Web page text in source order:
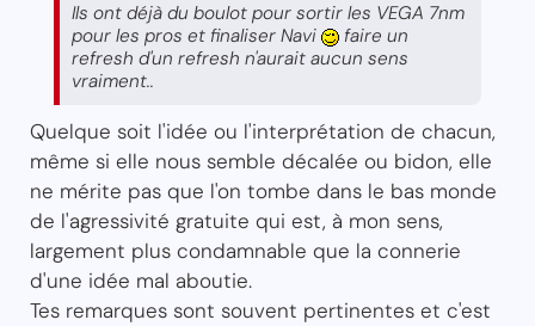
Ils ont déjà du boulot pour sortir les VEGA 7nm
pour les pros et finaliser Navi
faire un
refresh d'un refresh n'aurait aucun sens
vraiment..
Quelque soit l'idée ou l'interprétation de chacun,
même si elle nous semble décalée ou bidon, elle
ne mérite pas que l'on tombe dans le bas monde
de l'agressivité gratuite qui est, à mon sens,
largement plus condamnable que la connerie
d'une idée mal aboutie.
Tes remarques sont souvent pertinentes et c'est